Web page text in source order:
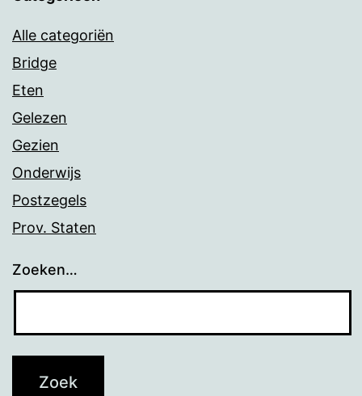
Alle categoriën
Bridge
Eten
Gelezen
Gezien
Onderwijs
Postzegels
Prov. Staten
Zoeken…